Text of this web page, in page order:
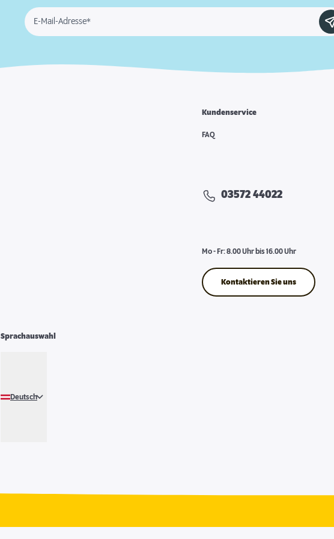
E-Mail-Adresse*
Kundenservice
FAQ
03572 44022
Mo - Fr: 8.00 Uhr bis 16.00 Uhr
Kontaktieren Sie uns
Sprachauswahl
Deutsch